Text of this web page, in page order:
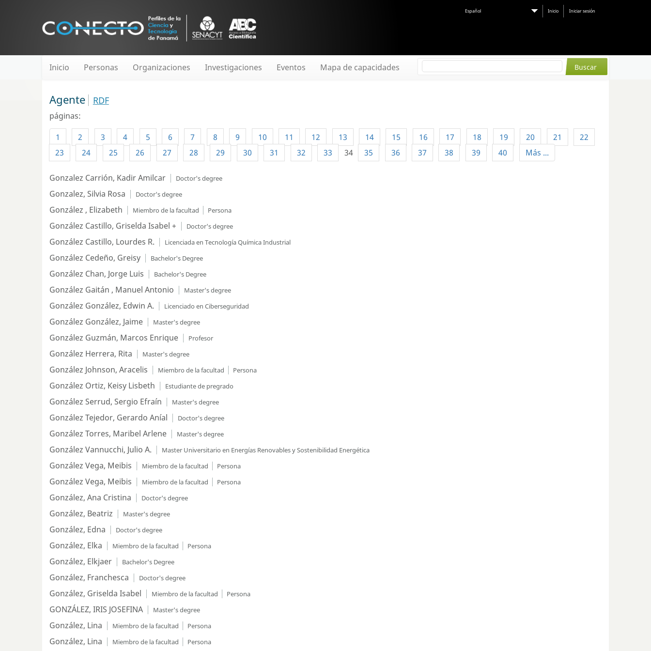
Español Inicio Iniciar sesión
Inicio Personas Organizaciones Investigaciones Eventos Mapa de capacidades
Agente RDF
páginas:
1
2 3 4 5 6 7 8 9 10 11 12 13 14 15 16 17 18 19 20 21
22
23
24 25 26 27 28 29 30 31 32 33 34 35 36 37 38 39 40 Más ...
Gonzalez Carrión, Kadir Amilcar Doctor's degree
Gonzalez, Silvia Rosa Doctor's degree
González , Elizabeth Miembro de la facultad Persona
González Castillo, Griselda Isabel + Doctor's degree
González Castillo, Lourdes R. Licenciada en Tecnología Química Industrial
González Cedeño, Greisy Bachelor's Degree
González Chan, Jorge Luis Bachelor's Degree
González Gaitán , Manuel Antonio Master's degree
González González, Edwin A. Licenciado en Ciberseguridad
González González, Jaime Master's degree
González Guzmán, Marcos Enrique Profesor
González Herrera, Rita Master's degree
González Johnson, Aracelis Miembro de la facultad Persona
González Ortiz, Keisy Lisbeth Estudiante de pregrado
González Serrud, Sergio Efraín Master's degree
González Tejedor, Gerardo Aníal Doctor's degree
González Torres, Maribel Arlene Master's degree
González Vannucchi, Julio A. Master Universitario en Energías Renovables y Sostenibilidad Energética
González Vega, Meibis Miembro de la facultad Persona
González Vega, Meibis Miembro de la facultad Persona
González, Ana Cristina Doctor's degree
González, Beatriz Master's degree
González, Edna Doctor's degree
González, Elka Miembro de la facultad Persona
González, Elkjaer Bachelor's Degree
González, Franchesca Doctor's degree
González, Griselda Isabel Miembro de la facultad Persona
GONZÁLEZ, IRIS JOSEFINA Master's degree
González, Lina Miembro de la facultad Persona
González, Lina Miembro de la facultad Persona